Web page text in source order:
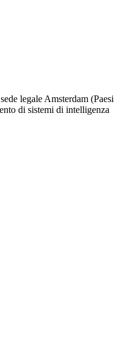
legale Amsterdam (Paesi
di sistemi di intelligenza